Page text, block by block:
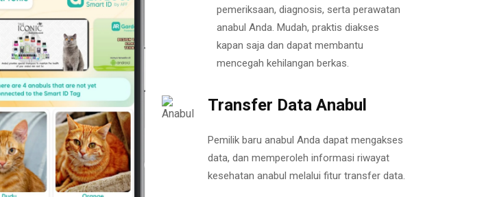
pemeriksaan, diagnosis, serta perawatan
anabul Anda. Mudah, praktis diakses
kapan saja dan dapat membantu
mencegah kehilangan berkas.
Transfer Data Anabul
Pemilik baru anabul Anda dapat mengakses
data, dan memperoleh informasi riwayat
kesehatan anabul melalui fitur transfer data.